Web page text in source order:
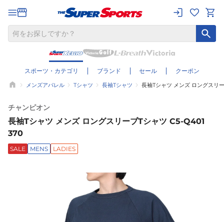
スポーツ・カテゴリ ブランド セール クーポン
メンズアパレル Tシャツ 長袖Tシャツ 長袖Tシャツ メンズ ロングスリ
チャンピオン
長袖Tシャツ メンズ ロングスリーブTシャツ C5-Q401
370
SALE MENS LADIES